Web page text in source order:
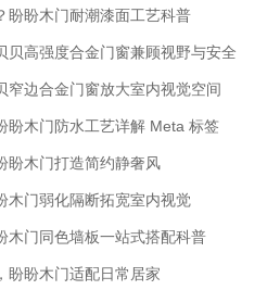
盼盼木门耐潮漆面工艺科普
贝高强度合金门窗兼顾视野与安全
窄边合金门窗放大室内视觉空间
盼木门防水工艺详解 Meta 标签
盼木门打造简约静奢风
木门弱化隔断拓宽室内视觉
木门同色墙板一站式搭配科普
盼盼木门适配日常居家